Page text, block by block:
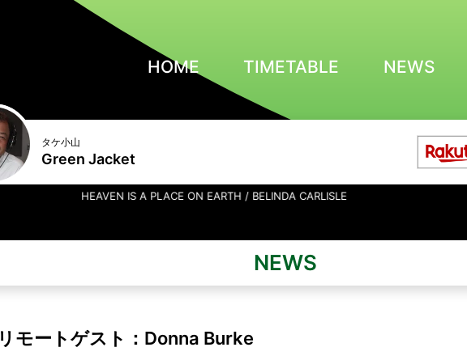
HOME TIMETABLE NEWS
タケ小山
Green Jacket
HEAVEN IS A PLACE ON EARTH / BELINDA CARLISLE
NEWS
リモートゲスト：Donna Burke